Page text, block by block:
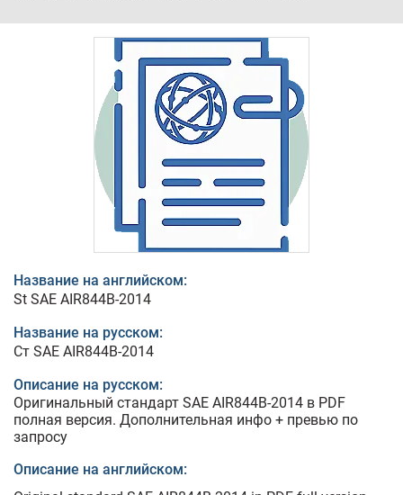
Название на английском:
St SAE AIR844B-2014
Название на русском:
Ст SAE AIR844B-2014
Описание на русском:
Оригинальный стандарт SAE AIR844B-2014 в PDF
полная версия. Дополнительная инфо + превью по
запросу
Описание на английском: